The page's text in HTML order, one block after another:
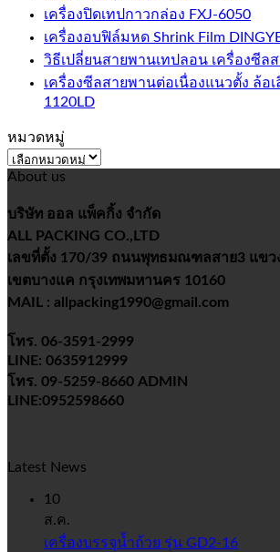
เครื่องปิดเทปกาวกล่อง FXJ-6050
เครื่องอบฟิล์มหด Shrink Film
วิธีเปลี่ยนสายพานเทปลอน เครื่องซีล
เครื่องซีลสายพานต่อเนื่องแนวตั้ง ล้อ
1120LD
หมวดหมู่
หมวด
หมู่
About us
บริษัท ออล แพ็คกิ้ง จำกัด
ALL PACKING CO.,LTD
เลขที่ตั้ง 170/39 ถนนพุทธมณฑลสาย3 แขว
เขตบางแค กรุงเทพมหานคร 10160
MAIL : allpacking1990@gmail.com
โทร. 06-3591-2999
LINE: 0635912999
โทร. 09-5259-8660 ADMIN
LINE:0952598660
Latest News
10
ส.ค.
เครื่องบรรจุน้ำถ้วย รุ่น GD2-16